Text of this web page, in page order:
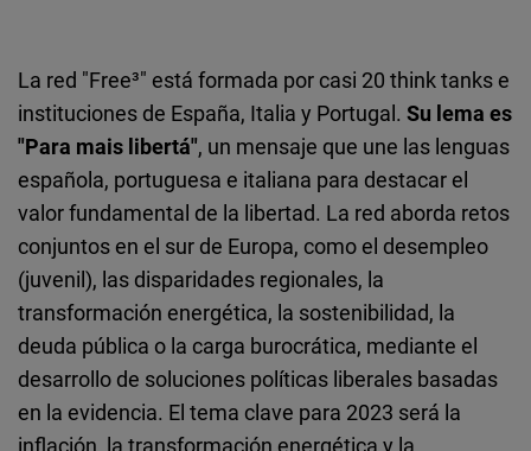
La red "Free³" está formada por casi 20 think tanks e
instituciones de España, Italia y Portugal. Su lema es
"Para mais libertá", un mensaje que une las lenguas
española, portuguesa e italiana para destacar el
valor fundamental de la libertad. La red aborda retos
conjuntos en el sur de Europa, como el desempleo
(juvenil), las disparidades regionales, la
transformación energética, la sostenibilidad, la
deuda pública o la carga burocrática, mediante el
desarrollo de soluciones políticas liberales basadas
en la evidencia. El tema clave para 2023 será la